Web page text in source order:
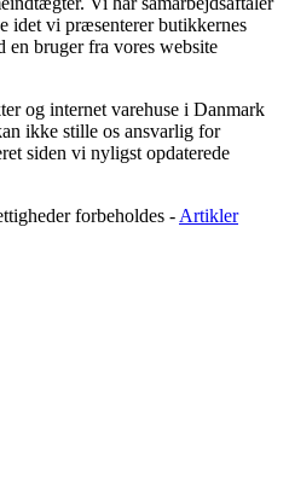
idet vi præsenterer butikkernes
en bruger fra vores website
og internet varehuse i Danmark
ikke stille os ansvarlig for
siden vi nyligst opdaterede
forbeholdes - Artikler